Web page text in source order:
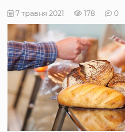
7 травня 2021 178 0